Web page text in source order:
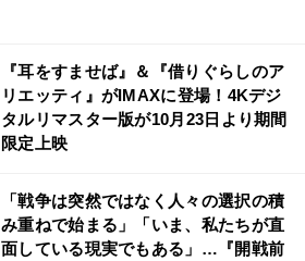
『耳をすませば』＆『借りぐらしのア
リエッティ』がIMAXに登場！4Kデジ
タルリマスター版が10月23日より期間
限定上映
「戦争は突然ではなく人々の選択の積
み重ねで始まる」「いま、私たちが直
面している現実でもある」…『開戦前